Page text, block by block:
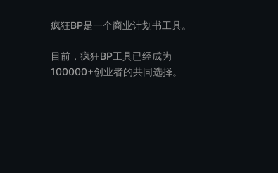
疯狂BP是一个商业计划书工具。
目前，疯狂BP工具已经成为
100000+创业者的共同选择。